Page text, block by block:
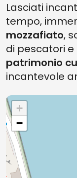
Lasciati
tempo,
mozzafiato,
di pescatori
patrimonio
incantevole
+
−